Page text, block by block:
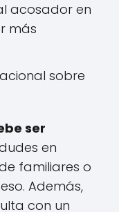
acosador en
más
sobre
ser
en
familiares o
Además,
con un